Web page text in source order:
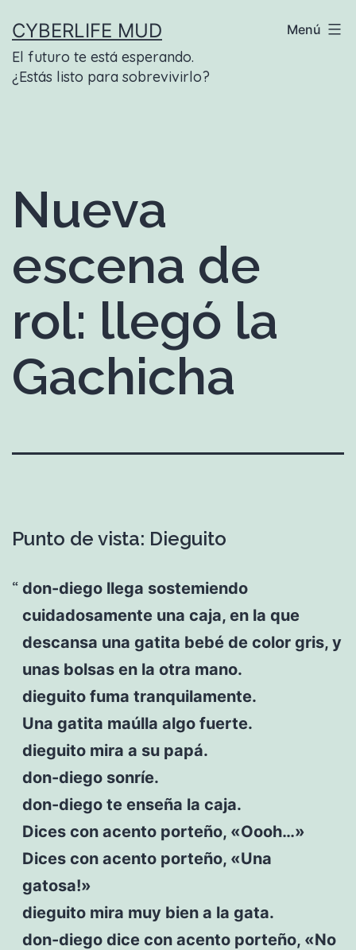
contenido
CYBERLIFE MUD
El futuro te está esperando.
¿Estás listo para sobrevivirlo?
Menú
Nueva
escena de
rol: llegó la
Gachicha
Punto de vista: Dieguito
don-diego llega sostemiendo
cuidadosamente una caja, en la que
descansa una gatita bebé de color gris, y
unas bolsas en la otra mano.
dieguito fuma tranquilamente.
Una gatita maúlla algo fuerte.
dieguito mira a su papá.
don-diego sonríe.
don-diego te enseña la caja.
Dices con acento porteño, «Oooh…»
Dices con acento porteño, «Una
gatosa!»
dieguito mira muy bien a la gata.
don-diego dice con acento porteño, «No